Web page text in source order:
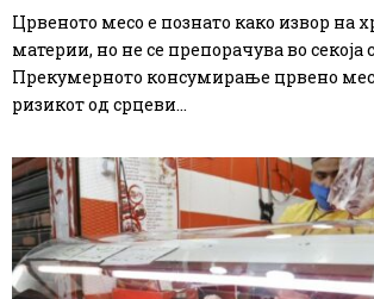
Црвеното месо е познато како извор на
материи, но не се препорачува во секоја
Прекумерното консумирање црвено
ризикот од срцеви...